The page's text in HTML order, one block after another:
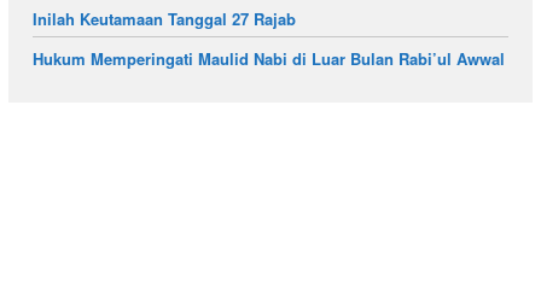
Inilah Keutamaan Tanggal 27 Rajab
Hukum Memperingati Maulid Nabi di Luar Bulan Rabi’ul Awwal